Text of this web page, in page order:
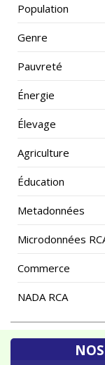
Population
Genre
Pauvreté
Énergie
Élevage
Agriculture
Éducation
Metadonnées
Microdonnées
Commerce
NADA RCA